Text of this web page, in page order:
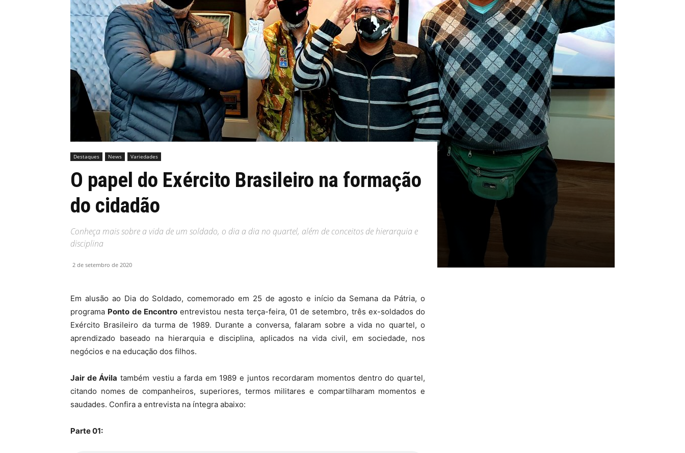
MHZ
Destaques News Variedades
O papel do Exército Brasileiro na formação
do cidadão
Conheça mais sobre a vida de um soldado, o dia a dia no quartel, além de conceitos de hierarquia e
disciplina
2 de setembro de 2020
Em alusão ao Dia do Soldado, comemorado em 25 de agosto e início da Semana da Pátria, o
programa Ponto de Encontroentrevistou nesta terça-feira, 01 de setembro, três ex-soldados do
Exército Brasileiro da turma de 1989. Durante a conversa, falaram sobre a vida no quartel, o
aprendizado baseado na hierarquia e disciplina, aplicados na vida civil, em sociedade, nos
negócios e na educação dos filhos.
Jair de Ávila também vestiu a farda em 1989 e juntos recordaram momentos dentro do quartel,
citando nomes de companheiros, superiores, termos militares e compartilharam momentos e
saudades. Confira a entrevista na íntegra abaixo:
Parte 01: